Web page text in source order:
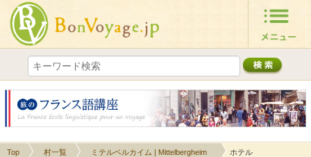
Top 村一覧 ミテルベルカイム | Mittelbergheim ホテル